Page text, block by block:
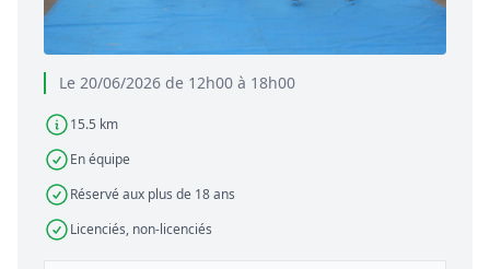
Le 20/06/2026 de 12h00 à 18h00
15.5 km
En équipe
Réservé aux plus de 18 ans
Licenciés, non-licenciés